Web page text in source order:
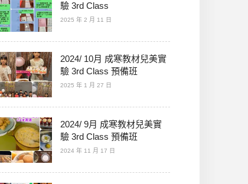
驗 3rd Class
2025 年 2 月 11 日
2024/ 10月 成寒教材兒美實
驗 3rd Class 預備班
2025 年 1 月 27 日
2024/ 9月 成寒教材兒美實
驗 3rd Class 預備班
2024 年 11 月 17 日